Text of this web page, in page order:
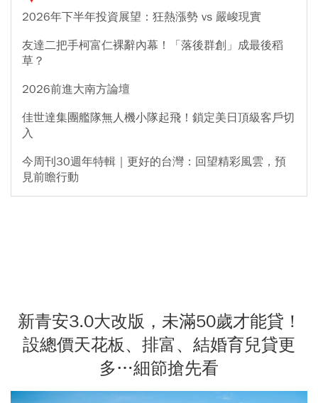
2026年下半年投資展望：狂熱漲勢 vs 嚴峻現實
友達二把手柯富仁裸辭內幕！「落後群創」成最後稻
草？
2026前進大南方論壇
佳世達集團艦隊無人機小隊起飛！鎖定美日頂級客戶切
入
今周刊30週年特輯｜更好的台灣：回望精彩風雲，預
見前瞻行動
新青安3.0大改版，未滿50歲才能貸！
設總價天花板、排富、結婚育兒貸更
多…細節搶先看